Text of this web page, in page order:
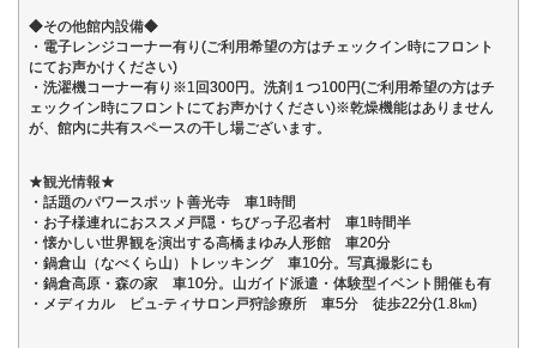
◆その他館内設備◆
・電子レンジコーナー有り(ご利用希望の方はチェックイン時にフロント
にてお声かけください)
・洗濯機コーナー有り※1回300円。洗剤１つ100円(ご利用希望の方はチ
ェックイン時にフロントにてお声かけください)※乾燥機能はありません
が、館内に共有スペースの干し場ございます。
★観光情報★
・話題のパワースポット善光寺 車1時間
・お子様連れにおススメ戸隠・ちびっ子忍者村 車1時間半
・懐かしい世界観を演出する高橋まゆみ人形館 車20分
・鍋倉山（なべくら山）トレッキング 車10分。写真撮影にも
・鍋倉高原・森の家 車10分。山ガイド派遣・体験型イベント開催も有
・メディカル ビュ-ティサロン戸狩診療所 車5分 徒歩22分(1.8㎞)